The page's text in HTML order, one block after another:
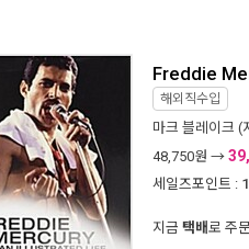
Freddie
해외직수입
마크 블레이크 (
48,750원 →
세일즈포인트 :
지금 택배로 주